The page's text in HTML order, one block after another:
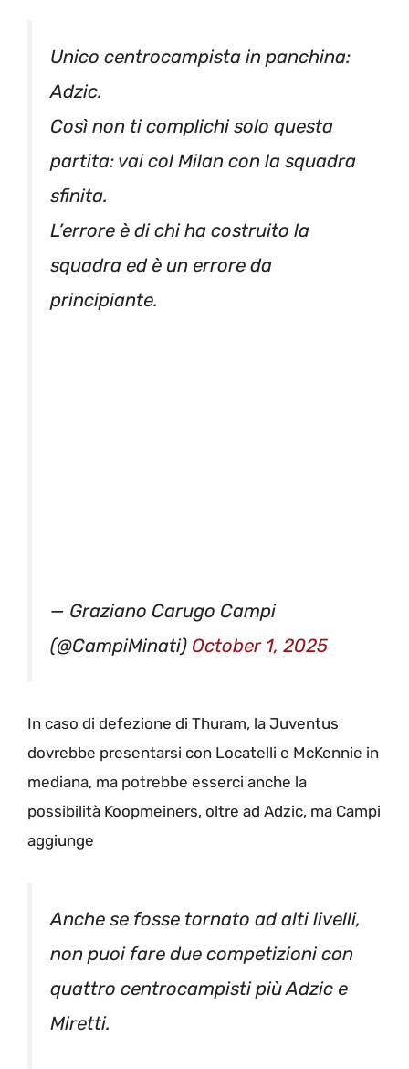
Unico centrocampista in panchina:
Adzic.
Così non ti complichi solo questa
partita: vai col Milan con la squadra
sfinita.
L’errore è di chi ha costruito la
squadra ed è un errore da
principiante.
— Graziano Carugo Campi
(@CampiMinati) October 1, 2025
In caso di defezione di Thuram, la Juventus
dovrebbe presentarsi con Locatelli e McKennie in
mediana, ma potrebbe esserci anche la
possibilità Koopmeiners, oltre ad Adzic, ma Campi
aggiunge
Anche se fosse tornato ad alti livelli,
non puoi fare due competizioni con
quattro centrocampisti più Adzic e
Miretti.